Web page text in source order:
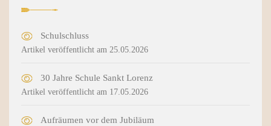
Schulschluss
Artikel veröffentlicht am 25.05.2026
30 Jahre Schule Sankt Lorenz
Artikel veröffentlicht am 17.05.2026
Aufräumen vor dem Jubiläum